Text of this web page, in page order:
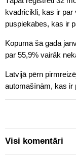
kvadricikli, kas ir par
puspiekabes, kas ir
Kopumā šā gada
par 55,9% vairāk
Latvijā pērn
automašīnām, kas ir
Visi komentāri